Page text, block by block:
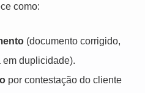
como:
(documento corrigido,
em duplicidade).
por contestação do cliente